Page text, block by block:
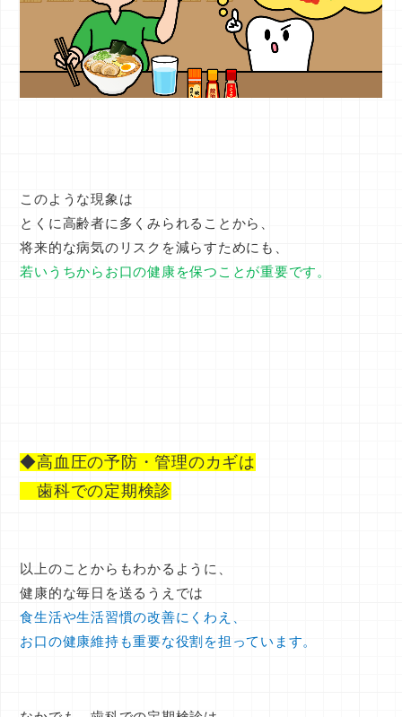
このような現象は
とくに高齢者に多くみられることから、
将来的な病気のリスクを減らすためにも、
若いうちからお口の健康を保つことが重要です。
◆高血圧の予防・管理のカギは
歯科での定期検診
以上のことからもわかるように、
健康的な毎日を送るうえでは
食生活や生活習慣の改善にくわえ、
お口の健康維持も重要な役割を担っています。